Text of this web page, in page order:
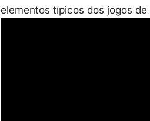
elementos típicos dos jogos